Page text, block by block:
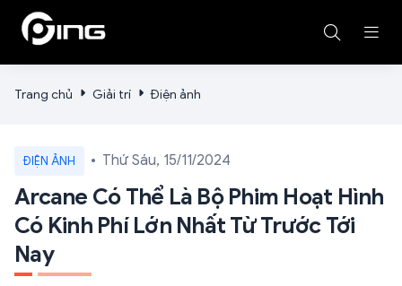
Trang chủ Giải trí Điện ảnh
ĐIỆN ẢNH Thứ Sáu, 15/11/2024
Arcane Có Thể Là Bộ Phim Hoạt Hình
Có Kinh Phí Lớn Nhất Từ Trước Tới
Nay